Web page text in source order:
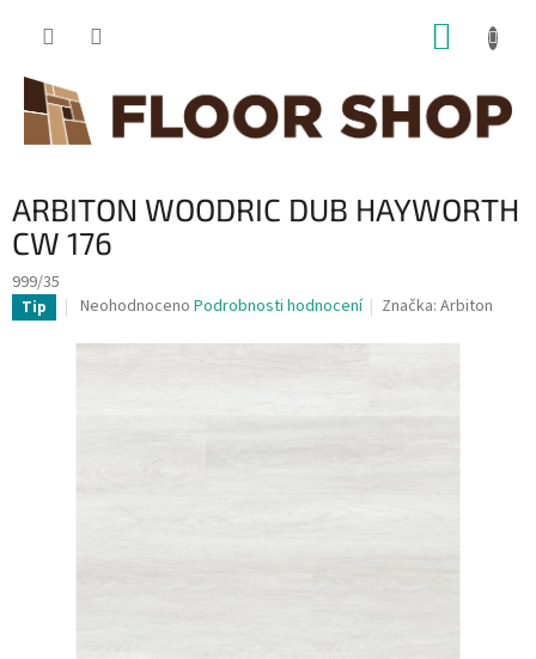
ARBITON WOODRIC DUB HAYWORTH
CW 176
999/35
Tip
Průměrné
produktu
Neohodnoceno Podrobnosti hodnocení Značka:Arbiton